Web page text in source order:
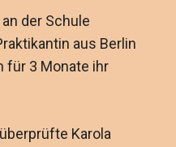
der Schule
aus Berlin
für 3 Monate ihr
Karola